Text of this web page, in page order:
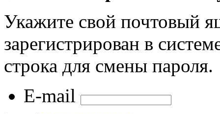
Укажите свой почтовый
зарегистрирован в
строка для смены пароля.
E-mail